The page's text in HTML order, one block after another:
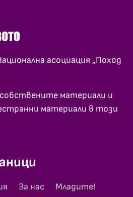
асоциация „Поход
материали и
материали в този
За нас Младите!